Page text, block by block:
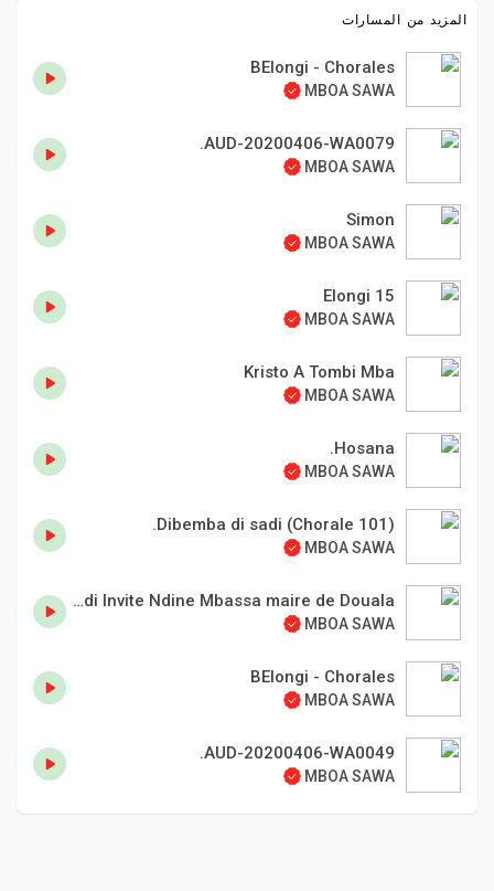
المزيد من المسارات
BElongi - Chorales
MBOA SAWA
AUD-20200406-WA0079.
MBOA SAWA
Simon
MBOA SAWA
15 Elongi
MBOA SAWA
Kristo A Tombi Mba
MBOA SAWA
Hosana.
MBOA SAWA
Dibemba di sadi (Chorale 101).
MBOA SAWA
Penya Mundi Invite Ndine Mbassa maire de Douala.
MBOA SAWA
BElongi - Chorales
MBOA SAWA
AUD-20200406-WA0049.
MBOA SAWA